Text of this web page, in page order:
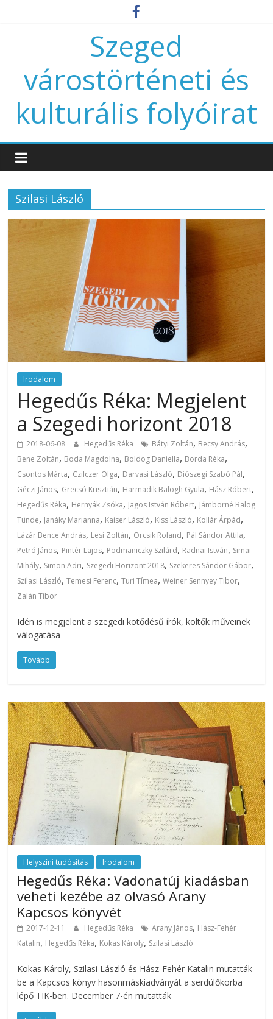
Szeged
várostörténeti és
kulturális folyóirat
Szilasi László
Irodalom
Hegedűs Réka: Megjelent
a Szegedi horizont 2018
2018-06-08 Hegedűs Réka Bátyi Zoltán, Becsy András,
Bene Zoltán, Boda Magdolna, Boldog Daniella, Borda Réka,
Csontos Márta, Czilczer Olga, Darvasi László, Diószegi Szabó Pál,
Géczi János, Grecsó Krisztián, Harmadik Balogh Gyula, Hász Róbert,
Hegedűs Réka, Hernyák Zsóka, Jagos István Róbert, Jámborné Balog
Tünde, Janáky Marianna, Kaiser László, Kiss László, Kollár Árpád,
Lázár Bence András, Lesi Zoltán, Orcsik Roland, Pál Sándor Attila,
Petró János, Pintér Lajos, Podmaniczky Szilárd, Radnai István, Simai
Mihály, Simon Adri, Szegedi Horizont 2018, Szekeres Sándor Gábor,
Szilasi László,Temesi Ferenc,Turi Tímea,Weiner Sennyey Tibor,
Zalán Tibor
Idén is megjelent a szegedi kötődésű írók, költők műveinek
válogatása
Tovább
Helyszíni tudósítás Irodalom
Hegedűs Réka: Vadonatúj kiadásban
veheti kezébe az olvasó Arany
Kapcsos könyvét
2017-12-11 Hegedűs Réka Arany János, Hász-Fehér
Katalin, Hegedűs Réka, Kokas Károly, Szilasi László
Kokas Károly, Szilasi László és Hász-Fehér Katalin mutatták
be a Kapcsos könyv hasonmáskiadványát a serdülőkorba
lépő TIK-ben. December 7-én mutatták